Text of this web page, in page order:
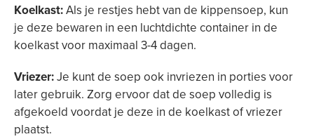
Koelkast:Als je restjes hebt van de kippensoep, kun
je deze bewaren in een luchtdichte container in de
koelkast voor maximaal 3-4 dagen.
Vriezer:Je kunt de soep ook invriezen in porties voor
later gebruik. Zorg ervoor dat de soep volledig is
afgekoeld voordat je deze in de koelkast of vriezer
plaatst.